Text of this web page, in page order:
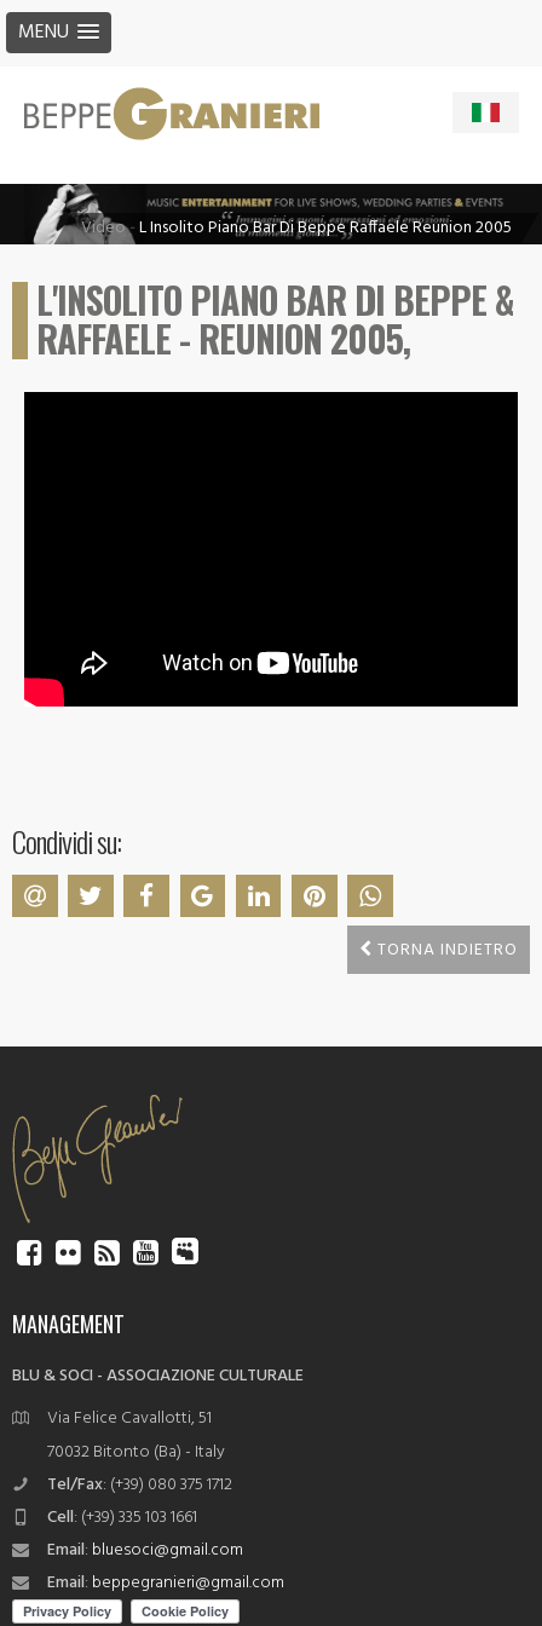
MENU
Video-L Insolito Piano Bar Di Beppe Raffaele Reunion 2005
L'INSOLITO PIANO BAR DI BEPPE &
RAFFAELE - REUNION 2005,
Condividi su:
TORNA INDIETRO
MANAGEMENT
BLU & SOCI - ASSOCIAZIONE CULTURALE
Via Felice Cavallotti, 51
70032 Bitonto (Ba) - Italy
Tel/Fax: (+39) 080 375 1712
Cell: (+39) 335 103 1661
Email: bluesoci@gmail.com
Email: beppegranieri@gmail.com